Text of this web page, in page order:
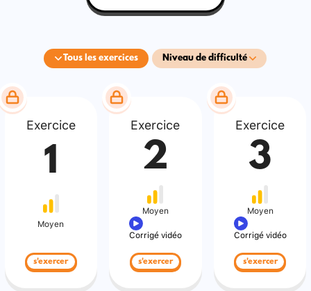
Tous les exercices Niveau de difficulté
Exercice
1
Moyen
s'exercer
Exercice
2
Moyen
Corrigé vidéo
s'exercer
Exercice
3
Moyen
Corrigé vidéo
s'exercer